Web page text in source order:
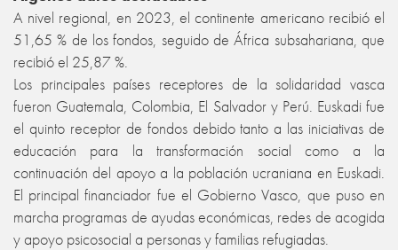
A nivel regional, en 2023, el continente americano recibió el
51,65 % de los fondos, seguido de África subsahariana, que
recibió el 25,87 %.
Los principales países receptores de la solidaridad vasca
fueron Guatemala, Colombia, El Salvador y Perú. Euskadi fue
el quinto receptor de fondos debido tanto a las iniciativas de
educación para la transformación social como a la
continuación del apoyo a la población ucraniana en Euskadi.
El principal financiador fue el Gobierno Vasco, que puso en
marcha programas de ayudas económicas, redes de acogida
y apoyo psicosocial a personas y familias refugiadas.